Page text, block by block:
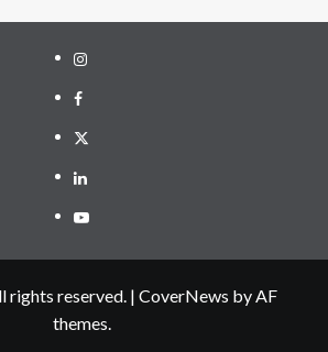
Instagram
Facebook
Twitter
Linkedin
Youtube
reserved. | CoverNews by AF
themes.